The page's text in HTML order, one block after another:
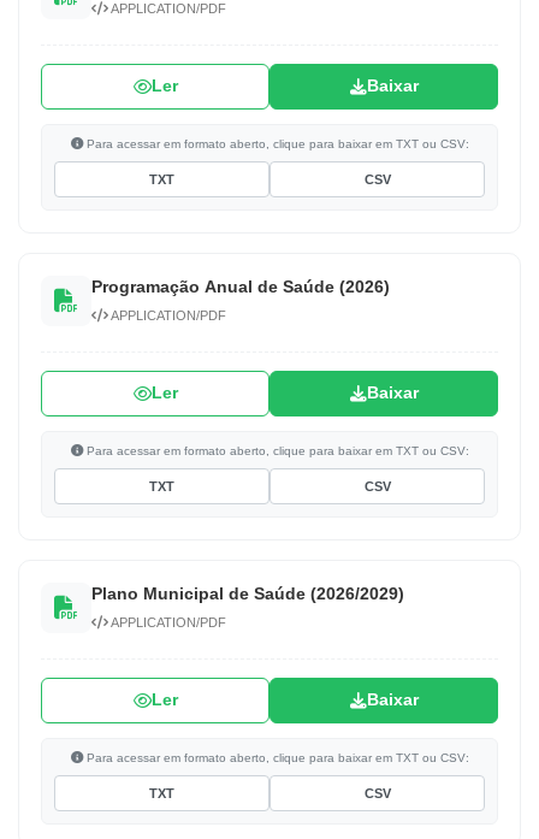
APPLICATION/PDF
Ler Baixar
Para acessar em formato aberto, clique para baixar em TXT ou CSV:
TXT CSV
Programação Anual de Saúde (2026)
APPLICATION/PDF
Ler Baixar
Para acessar em formato aberto, clique para baixar em TXT ou CSV:
TXT CSV
Plano Municipal de Saúde (2026/2029)
APPLICATION/PDF
Ler Baixar
Para acessar em formato aberto, clique para baixar em TXT ou CSV:
TXT CSV